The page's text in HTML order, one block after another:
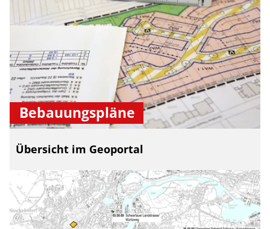
Bebauungspläne
Übersicht im Geoportal